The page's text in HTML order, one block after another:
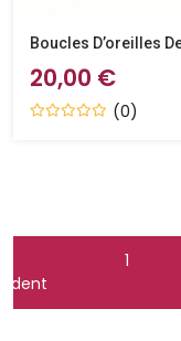
Boucles D’oreilles
20,00 €
(0)
1